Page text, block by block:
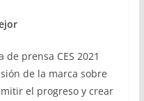
prensa CES 2021
de la marca sobre
el progreso y crear